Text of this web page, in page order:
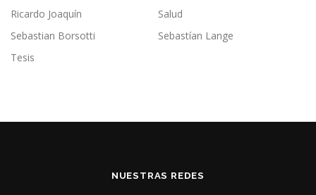
Ricardo Joaquín
Salud
Sebastian Borsotti
Sebastían Lange
Tesis
NUESTRAS REDES